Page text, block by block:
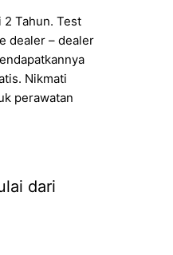
2 Tahun. Test
dealer – dealer
Nikmati
perawatan
dari